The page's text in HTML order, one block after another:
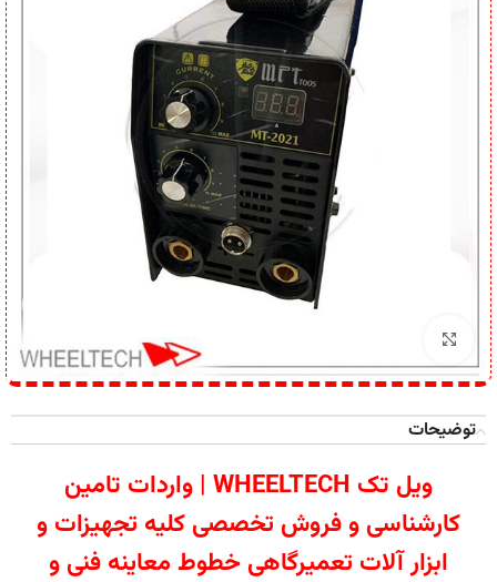
توضیحات
ویل تک WHEELTECH | واردات تامین
کارشناسی و فروش تخصصی کلیه تجهیزات و
ابزار آلات تعمیرگاهی خطوط معاینه فنی و